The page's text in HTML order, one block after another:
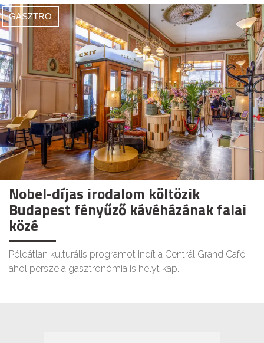
GASZTRO
Nobel-díjas irodalom költözik
Budapest fényűző kávéházának falai
közé
Példátlan kulturális programot indít a Centrál Grand Café,
ahol persze a gasztronómia is helyt kap.